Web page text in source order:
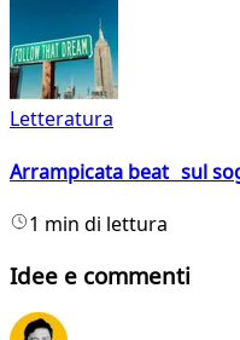
Letteratura
Arrampicata beat sul
1 min di lettura
Idee e commenti